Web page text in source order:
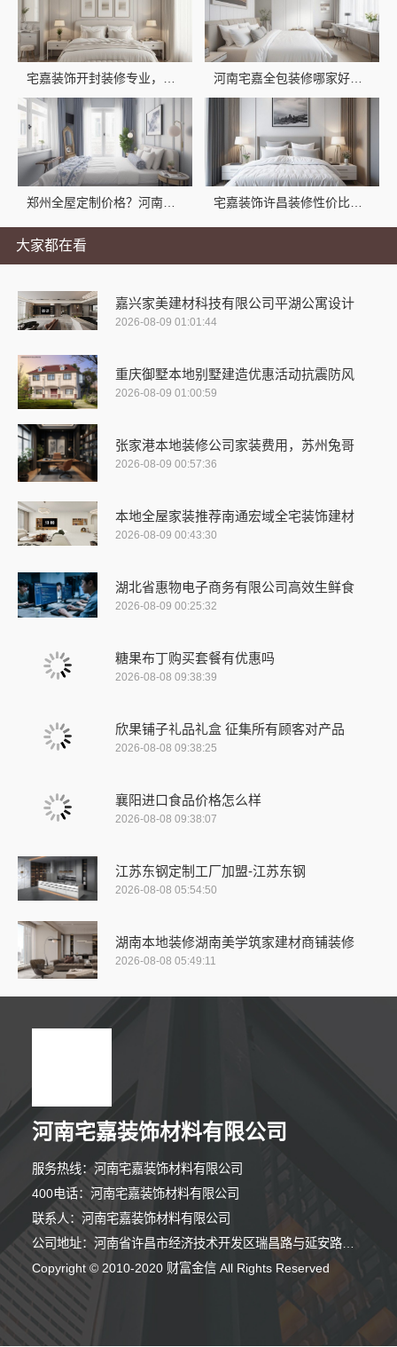
大家都在看
嘉兴家美建材科技有限公司平湖公寓设计
2026-08-09 01:01:44
重庆御墅本地别墅建造优惠活动抗震防风
2026-08-09 01:00:59
张家港本地装修公司家装费用，苏州兔哥
2026-08-09 00:57:36
本地全屋家装推荐南通宏域全宅装饰建材
2026-08-09 00:43:30
湖北省惠物电子商务有限公司高效生鲜食
2026-08-09 00:25:32
糖果布丁购买套餐有优惠吗
2026-08-08 09:38:39
欣果铺子礼品礼盒 征集所有顾客对产品
2026-08-08 09:38:25
襄阳进口食品价格怎么样
2026-08-08 09:38:07
江苏东钢定制工厂加盟-江苏东钢
2026-08-08 05:54:50
湖南本地装修湖南美学筑家建材商铺装修
2026-08-08 05:49:11
河南宅嘉装饰材料有限公司
服务热线：河南宅嘉装饰材料有限公司
400电话：河南宅嘉装饰材料有限公司
联系人：河南宅嘉装饰材料有限公司
公司地址：河南省许昌市经济技术开发区瑞昌路与延安路交叉口向西200米路北008号许昌泷阳实业有限公司院内南侧厂房西部1栋101室
Copyright © 2010-2020 财富金信 All Rights Reserved
8分钟前 吴小姐 正在咨询